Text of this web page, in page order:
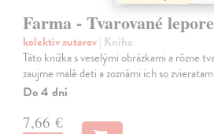
Farma - Tvarované
kolektív autorov| Kniha
Táto knižka s veselými obrázkami a rôzne
zaujme malé deti a zoznámi ich so
Do 4 dní
7,66 €